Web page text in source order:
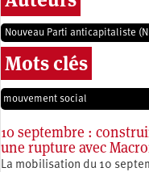
Nouveau Parti anticapitaliste
Mots clés
mouvement social
10 septembre :
une rupture avec
La mobilisation du 10